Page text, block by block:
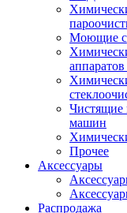
Моющие
Чистящие
машин
Прочее
Аксессуары
Распродажа